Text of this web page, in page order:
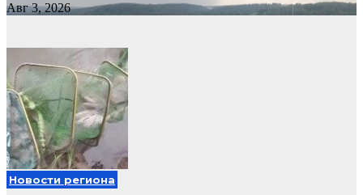
Авг 3, 2026
Новости региона